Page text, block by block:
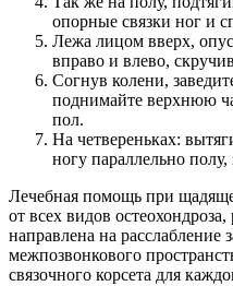
опорные связки ног и
Лежа лицом вверх,
вправо и влево,
Согнув колени,
поднимайте верхнюю
пол.
На четвереньках:
ногу параллельно
Лечебная помощь при
от всех видов
направлена на
межпозвонкового
связочного корсета для